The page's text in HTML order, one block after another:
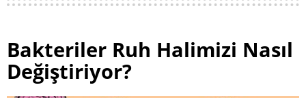
Bakteriler Ruh Halimizi Nasıl
Değiştiriyor?